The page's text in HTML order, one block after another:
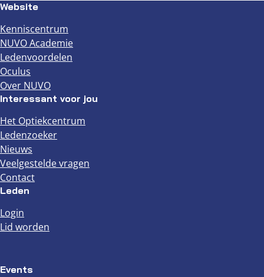
Website
Kenniscentrum
NUVO Academie
Ledenvoordelen
Oculus
Over NUVO
Interessant voor jou
Het Optiekcentrum
Ledenzoeker
Nieuws
Veelgestelde vragen
Contact
Leden
Login
Lid worden
Events